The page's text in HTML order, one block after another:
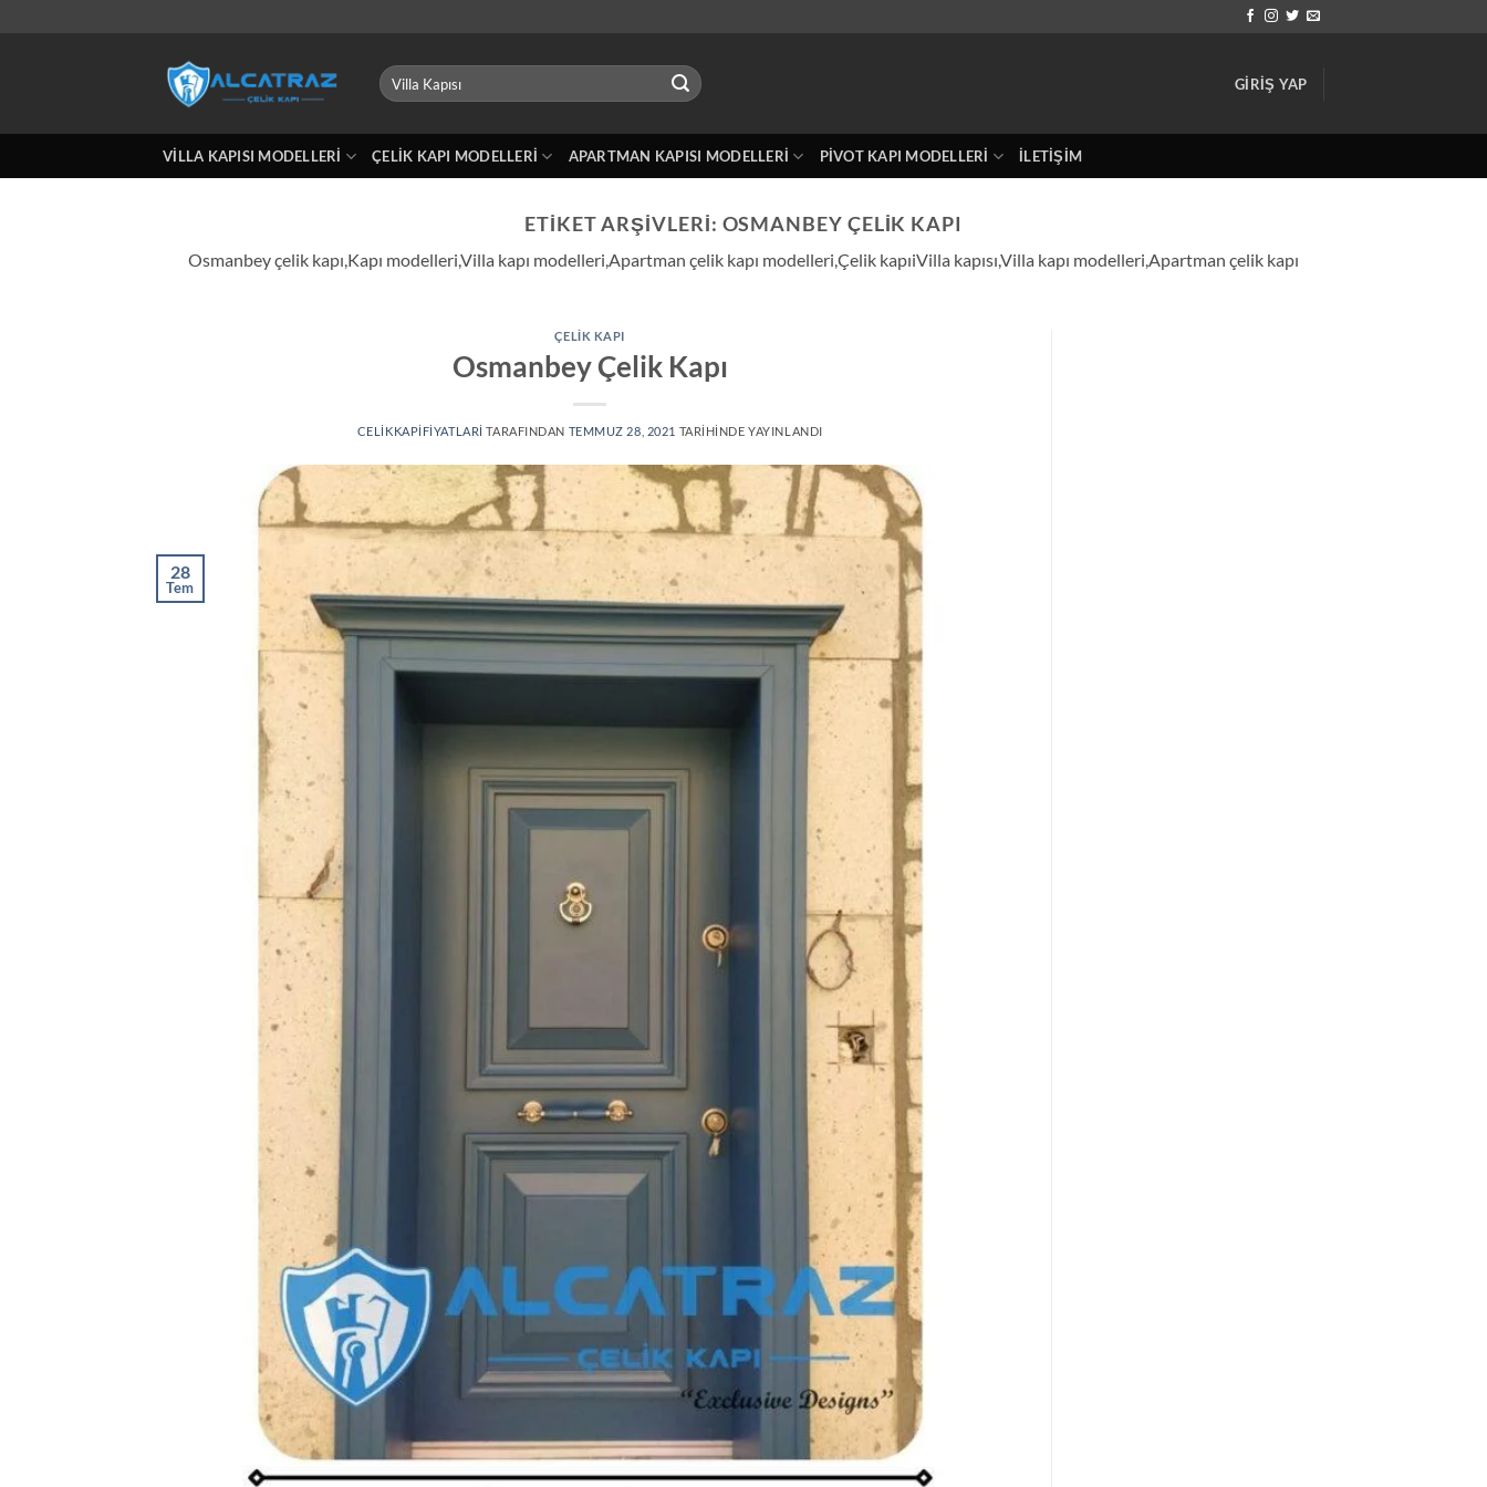
Ara:
GIRIŞ YAP
VILLA KAPISI MODELLERI ÇELIK KAPI MODELLERI APARTMAN KAPISI MODELLERI PIVOT KAPI MODELLERI İLETIŞIM
ETIKET ARŞIVLERI: OSMANBEY ÇELIK KAPI
Osmanbey çelik kapı,Kapı modelleri,Villa kapı modelleri,Apartman çelik kapı modelleri,Çelik kapıiVilla kapısı,Villa kapı modelleri,Apartman çelik kapı
ÇELIK KAPI
Osmanbey Çelik Kapı
CELIKKAPIFIYATLARI TARAFINDAN TEMMUZ 28, 2021 TARIHINDE YAYINLANDI
28
Tem